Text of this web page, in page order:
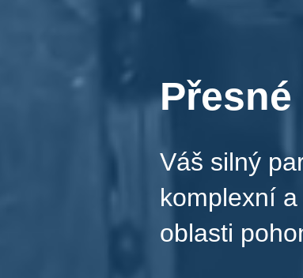
Váš silný
komplexní
oblasti